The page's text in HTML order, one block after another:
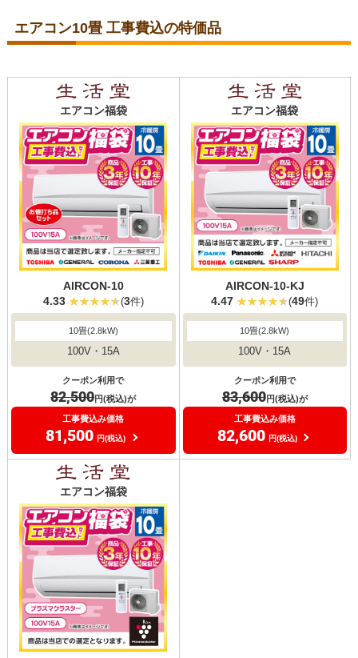
エアコン10畳 工事費込の特価品
エアコン福袋
AIRCON-10
4.33
(3件)
10畳(2.8kW)
100V・15A
クーポン利用で
82,500円(税込)が
工事費込み価格
81,500 円(税込)
エアコン福袋
AIRCON-10-KJ
4.47
(49件)
10畳(2.8kW)
100V・15A
クーポン利用で
83,600円(税込)が
工事費込み価格
82,600 円(税込)
エアコン福袋